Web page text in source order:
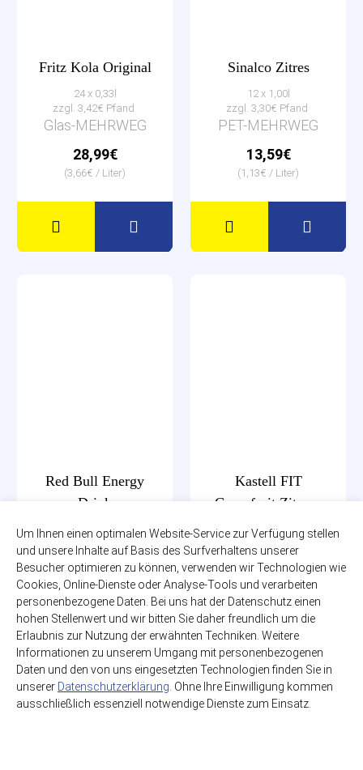
Fritz Kola Original
24 x 0,33l
zzgl. 3,42€ Pfand
Glas-MEHRWEG
28,99€
(3,66€ / Liter)
Sinalco Zitres
12 x 1,00l
zzgl. 3,30€ Pfand
PET-MEHRWEG
13,59€
(1,13€ / Liter)
Red Bull Energy
Drink
0,36l
zzgl. 0,25€ Pfand
EINWEG
2,99€
(8,42€ / Liter)
Kastell FIT
Grapefruit Zitrone
12 x 0,70l
zzgl. 3,30€ Pfand
Glas-MEHRWEG
9,99€
(1,19€ / Liter)
Um Ihnen einen optimalen Website-Service zur Verfügung stellen
und unsere Inhalte auf Basis des Surfverhaltens unserer
Besucher optimieren zu können, verwenden wir Technologien wie
Cookies, Online-Dienste oder Analyse-Tools und verarbeiten
personenbezogene Daten. Bei uns hat der Datenschutz einen
hohen Stellenwert und wir bitten Sie daher freundlich um die
Erlaubnis zur Nutzung der erwähnten Techniken. Weitere
Informationen zu unserem Umgang mit personenbezogenen
Daten und den von uns eingesetzten Technologien finden Sie in
unserer Datenschutzerklärung . Ohne Ihre Einwilligung kommen
ausschließlich essenziell notwendige Dienste zum Einsatz.